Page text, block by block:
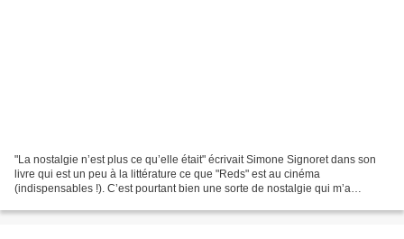
"La nostalgie n’est plus ce qu’elle était" écrivait Simone Signoret dans son
livre qui est un peu à la littérature ce que "Reds" est au cinéma
(indispensables !). C’est pourtant bien une sorte de nostalgie qui m’a